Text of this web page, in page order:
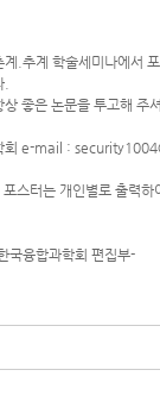
계.추계 학술세미나에서
.
상 좋은 논문을 투고해 주
회 e-mail :
스터는 개인별로 출력하
국융합과학회 편집부-